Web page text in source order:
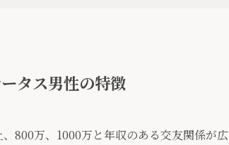
タス男性の特徴
800万、1000万と年収のある交友関係が